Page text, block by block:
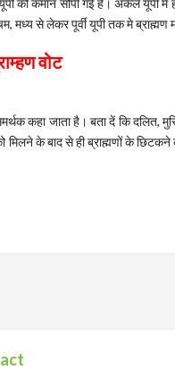
की कमान सौंपी गई है। अकेले यूपी में
मध्य से लेकर पूर्वी यूपी तक मे
वोट
कहा जाता है। बता दें कि
मिलने के बाद से ही ब्राह्मणों के